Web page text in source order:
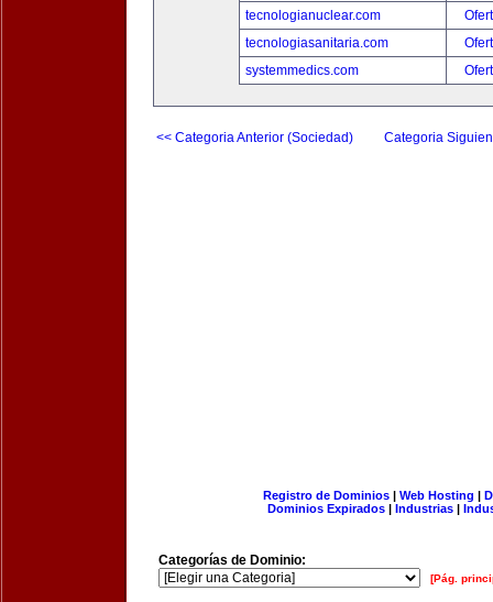
tecnologianuclear.com
tecnologiasanitaria.com
systemmedics.com
<< Categoria Anterior (Sociedad) Categoria
Registro de Dominios| Web Hosting |
Dominios Expirados | Industrias |
Categorías de Dominio:
[Pág.